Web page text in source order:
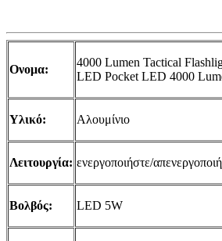
Ονομα:
4000 Lumen Tactical
LED Pocket LED 4000
Υλικό: Αλουμίνιο
Λειτουργία: ενεργοποιήστε/
Βολβός: LED 5W